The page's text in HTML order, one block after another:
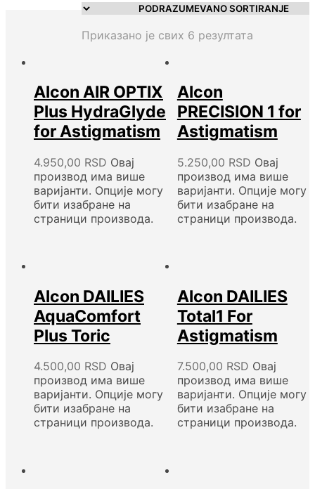
Приказано је свих 6 резултата
Alcon AIR OPTIX
Plus HydraGlyde
for Astigmatism
4.950,00 RSD Овај
производ има више
варијанти. Опције могу
бити изабране на
страници производа.
Alcon
PRECISION 1 for
Astigmatism
5.250,00 RSD Овај
производ има више
варијанти. Опције могу
бити изабране на
страници производа.
Alcon DAILIES
AquaComfort
Plus Toric
4.500,00 RSD Овај
производ има више
варијанти. Опције могу
бити изабране на
страници производа.
Alcon DAILIES
Total1 For
Astigmatism
7.500,00 RSD Овај
производ има више
варијанти. Опције могу
бити изабране на
страници производа.